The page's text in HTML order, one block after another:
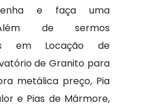
e faça uma
de sermos
em Locação de
de Granito para
metálica preço, Pia
e Pias de Mármore,